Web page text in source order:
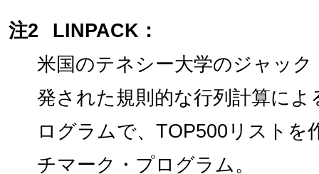
注2
LINPACK：
米国のテネシー大学のジャッ
発された規則的な行列計算によ
ログラムで、TOP500リストを
チマーク・プログラム。